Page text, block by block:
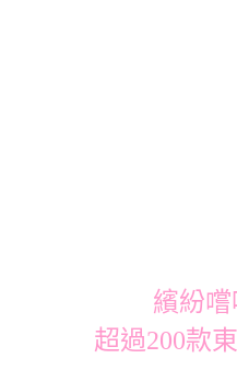
繽紛
超過200款